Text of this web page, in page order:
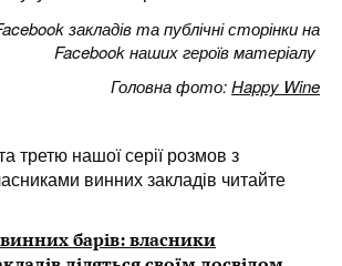
закладів та публічні сторінки на
Facebook наших героїв матеріалу
Головна фото:Happy Wine
третю нашої серії розмов з
винних закладів читайте
барів: власники